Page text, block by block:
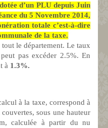
d’un PLU depuis Juin
du 5 Novembre 2014,
totale c’est-à-dire
de la taxe.
le département. Le taux
pas excéder 2.5%. En
à 1.3%.
à la taxe, correspond à
sous une hauteur
calculée à partir du nu